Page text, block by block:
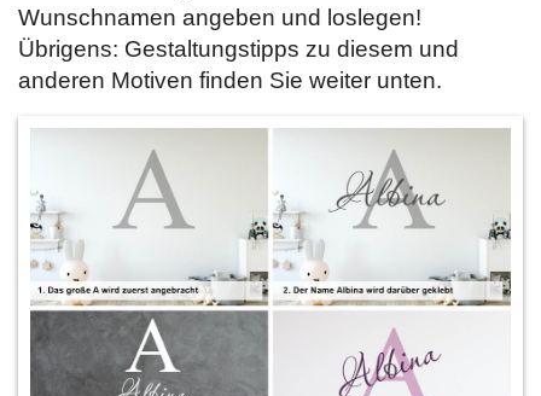
Wunschnamen angeben und loslegen!
Übrigens: Gestaltungstipps zu diesem und
anderen Motiven finden Sie weiter unten.